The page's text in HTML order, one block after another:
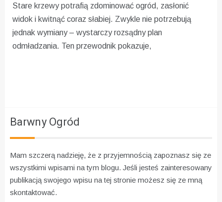
Stare krzewy potrafią zdominować ogród, zasłonić
widok i kwitnąć coraz słabiej. Zwykle nie potrzebują
jednak wymiany – wystarczy rozsądny plan
odmładzania. Ten przewodnik pokazuje,
Barwny Ogród
Mam szczerą nadzieję, że z przyjemnością zapoznasz się ze
wszystkimi wpisami na tym blogu. Jeśli jesteś zainteresowany
publikacją swojego wpisu na tej stronie możesz się ze mną
skontaktować.